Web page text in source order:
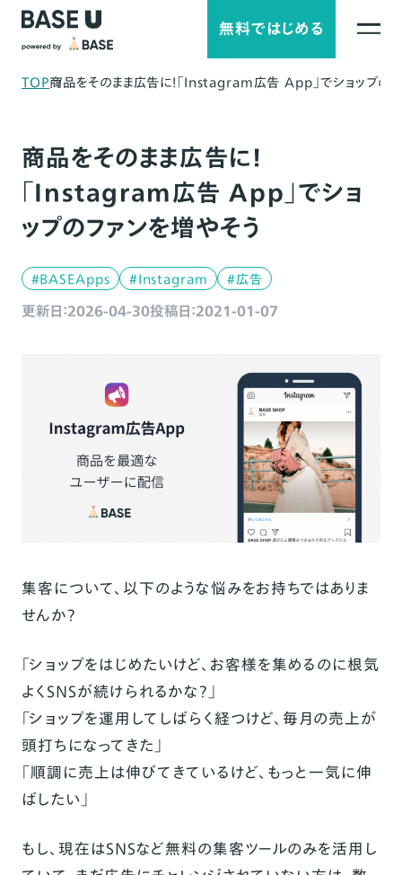
無料ではじめる
TOP商品をそのまま広告に！「Instagram広告 App」でショップの
商品をそのまま広告に！
「Instagram広告 App」でショ
ップのファンを増やそう
#BASEApps #Instagram #広告
更新日：2026-04-30投稿日：2021-01-07
集客について、以下のような悩みをお持ちではありま
せんか？
「ショップをはじめたいけど、お客様を集めるのに根気
よくSNSが続けられるかな？」
「ショップを運用してしばらく経つけど、毎月の売上が
頭打ちになってきた」
「順調に売上は伸びてきているけど、もっと一気に伸
ばしたい」
もし、現在はSNSなど無料の集客ツールのみを活用し